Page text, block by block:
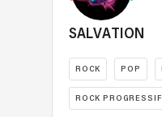
SALVATION
ROCK POP
ROCK PROGRESSIF